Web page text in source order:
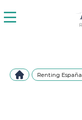
Renting España